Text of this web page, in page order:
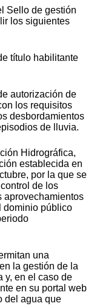
Sello de gestión
los siguientes
título habilitante
autorización de
los requisitos
desbordamientos
de lluvia.
Hidrográfica,
establecida en
por la que se
de los
aprovechamientos
dominio público
una
la gestión de la
y, en el caso de
en su portal web
del agua que